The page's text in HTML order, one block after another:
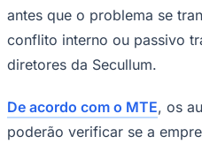
antes que o problema se
conflito interno ou passivo
diretores da Secullum.
De acordo com o MTE, os
poderão verificar se a